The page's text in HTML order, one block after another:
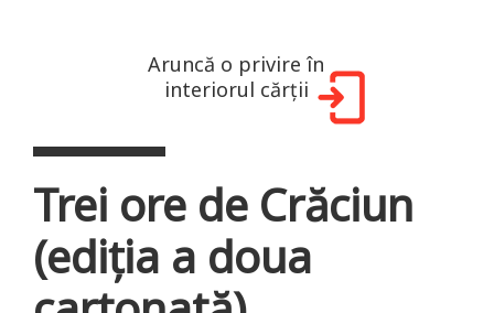
Aruncă o privire în
interiorul cărții
Trei ore de Crăciun
(ediția a doua